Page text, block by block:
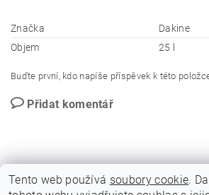
Značka
Dakine
Objem
25 l
Buďte první, kdo napíše příspěvek k této
Přidat komentář
Tento web používá soubory cookie.